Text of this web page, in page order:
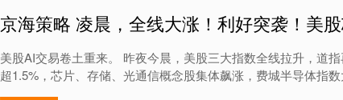
京海策略 凌晨，全线大涨！利好突袭！美
美股AI交易卷土重来。 昨夜今晨，美股三大指数全线拉升，道
超1.5%，芯片、存储、光通信概念股集体飙涨，费城半导体指